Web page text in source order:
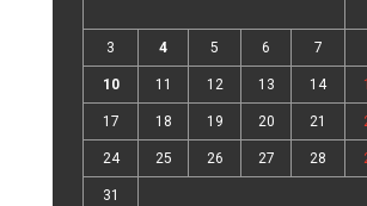
3 4 5 6 7
10 11 12 13 14
17 18 19 20 21
24 25 26 27 28
31